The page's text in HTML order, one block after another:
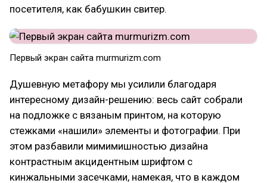
посетителя, как бабушкин свитер.
Первый экран сайта murmurizm.com
Душевную метафору мы усилили благодаря
интересному дизайн-решению: весь сайт собрали
на подложке с вязаным принтом, на которую
стежками «нашили» элементы и фотографии. При
этом разбавили мимимишностью дизайна
контрастным акцидентным шрифтом с
кинжальными засечками, намекая, что в каждом